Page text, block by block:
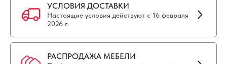
УСЛОВИЯ ДОСТАВКИ
Настоящие условия действуют с 16 февраля
2026 г.
РАСПРОДАЖА МЕБЕЛИ